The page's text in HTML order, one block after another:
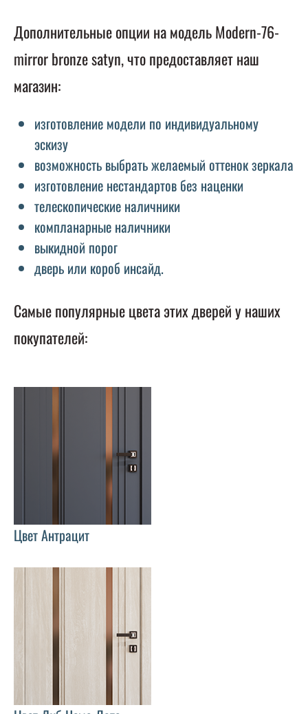
Дополнительные опции на модель Modern-76-
mirror bronze satyn, что предоставляет наш
магазин:
изготовление модели по индивидуальному
эскизу
возможность выбрать желаемый оттенок зеркала
изготовление нестандартов без наценки
телескопические наличники
компланарные наличники
выкидной порог
дверь или короб инсайд.
Самые популярные цвета этих дверей у наших
покупателей:
Цвет Антрацит